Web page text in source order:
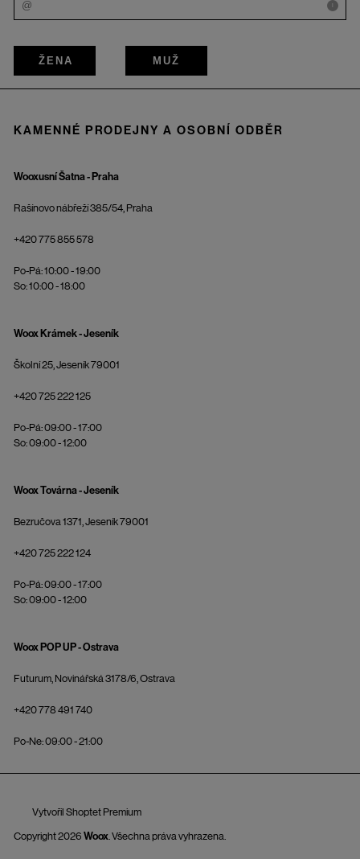
i
ŽENA MUŽ
KAMENNÉ PRODEJNY A OSOBNÍ ODBĚR
Wooxusní Šatna - Praha
Rašínovo nábřeží 385/54, Praha
+420 775 855 578
Po-Pá: 10:00 - 19:00
So: 10:00 - 18:00
Woox Krámek - Jeseník
Školní 25, Jeseník 79001
+420 725 222 125
Po-Pá: 09:00 - 17:00
So: 09:00 - 12:00
Woox Továrna - Jeseník
Bezručova 1371, Jeseník 79001
+420 725 222 124
Po-Pá: 09:00 - 17:00
So: 09:00 - 12:00
Woox POP UP - Ostrava
Futurum, Novinářská 3178/6, Ostrava
+420 778 491 740
Po-Ne: 09:00 - 21:00
Vytvořil Shoptet Premium
Copyright 2026 Woox . Všechna práva vyhrazena.